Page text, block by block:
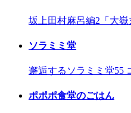
坂上田村麻呂編2「大嶽
ソラミミ堂
邂逅するソラミミ堂55
ポポポ食堂のごはん